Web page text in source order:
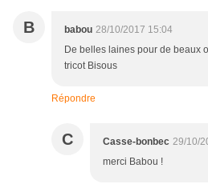
B babou 28/10/2017 15:04
De belles laines pour de beaux
tricot Bisous
Répondre
C Casse-bonbec 29/10/
merci Babou !